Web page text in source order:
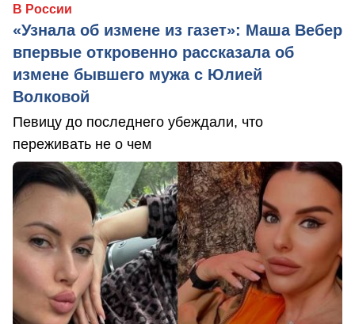
В России
«Узнала об измене из газет»: Маша Вебер
впервые откровенно рассказала об
измене бывшего мужа с Юлией
Волковой
Певицу до последнего убеждали, что
переживать не о чем